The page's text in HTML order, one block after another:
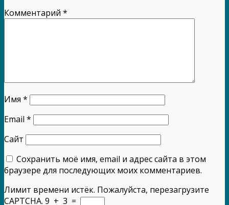
Комментарий *
Имя *
Email *
Сайт
Сохранить моё имя, email и адрес сайта в этом
браузере для последующих моих комментариев.
Лимит времени истёк. Пожалуйста, перезагрузите
CAPTCHA. 9 + 3 =